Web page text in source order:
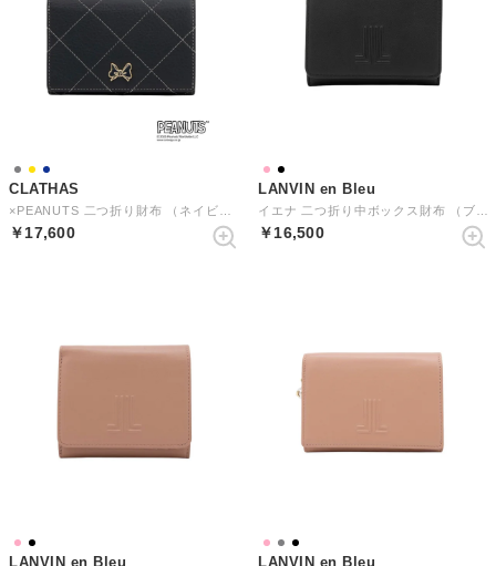
CLATHAS
￥17,600
LANVIN en Bleu
￥16,500
LANVIN en Bleu LANVIN en Bleu